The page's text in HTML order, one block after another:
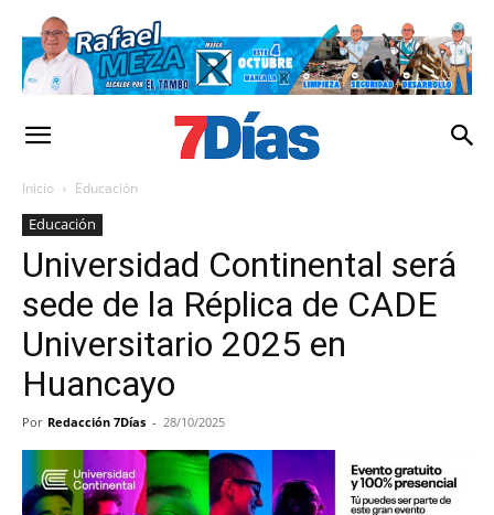
Inicio Educación
Educación
Universidad Continental será
sede de la Réplica de CADE
Universitario 2025 en
Huancayo
Por Redacción 7Días - 28/10/2025